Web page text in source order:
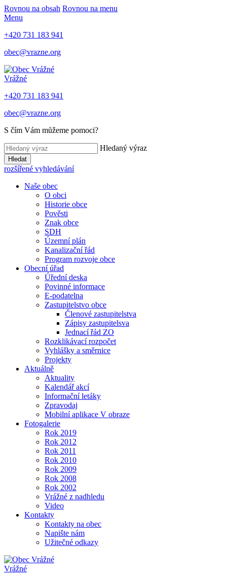
Rovnou na obsah Rovnou na menu
Menu
+420 731 183 941
obec@vrazne.org
Vrážné
+420 731 183 941
obec@vrazne.org
S čím Vám můžeme pomoci?
Hledaný výraz
Hledat
rozšířené vyhledávání
Naše obec
O obci
Historie obce
Pověsti
Znak obce
SDH
Územní plán
Kanalizační řád
Program rozvoje obce
Obecní úřad
Úřední deska
Povinné informace
E-podatelna
Zastupitelstvo obce
Členové zastupitelstva
Zápisy zastupitelsva
Jednací řád ZO
Rozklikávací rozpočet
Vyhlášky a směrnice
Projekty
Aktuálně
Aktuality
Kalendář akcí
Informační letáky
Zpravodaj
Mobilní aplikace V obraze
Fotogalerie
Rok 2019
Rok 2012
Rok 2011
Rok 2010
Rok 2009
Rok 2008
Rok 2002
Vrážné z nadhledu
Video
Kontakty
Kontakty na obec
Napište nám
Užitečné odkazy
Vrážné